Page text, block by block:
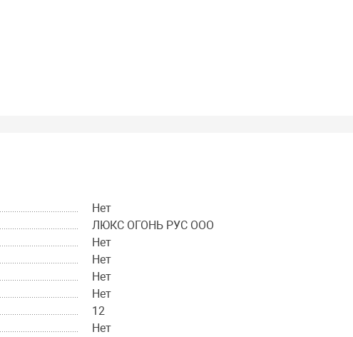
Нет
ЛЮКС ОГОНЬ РУС ООО
Нет
Нет
Нет
Нет
12
Нет